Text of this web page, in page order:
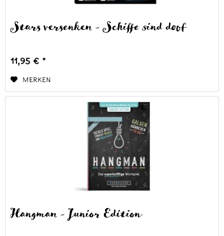
Stars versenken - Schiffe sind doof
11,95 € *
Merken
Hangman - Junior Edition